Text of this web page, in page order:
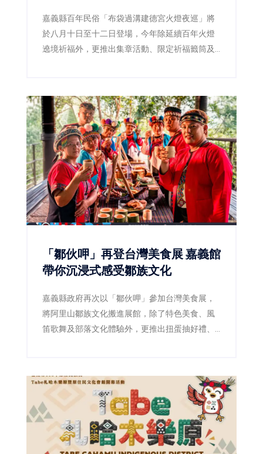
嘉義縣百年民俗「布袋過溝建德宮火燈夜巡」將
於八月十日至十二日登場，今年除延續百年火燈
遶境祈福外，更推出集章活動、限定祈福籤筒及
「鄒伙呷」再登台灣美食展 嘉義館
帶你沉浸式感受鄒族文化
嘉義縣政府再次以「鄒伙呷」參加台灣美食展，
將阿里山鄒族文化搬進展館，除了特色美食、風
笛歌舞及部落文化體驗外，更推出扭蛋抽好禮、